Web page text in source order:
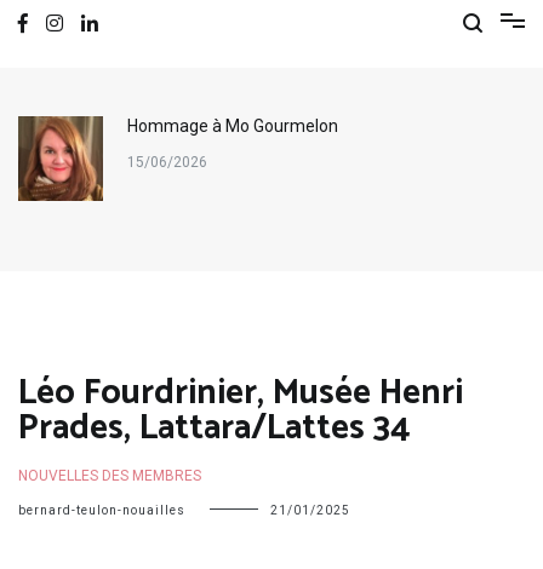
Hommage à Mo Gourmelon
15/06/2026
Léo Fourdrinier, Musée Henri
Prades, Lattara/Lattes 34
NOUVELLES DES MEMBRES
bernard-teulon-nouailles 21/01/2025